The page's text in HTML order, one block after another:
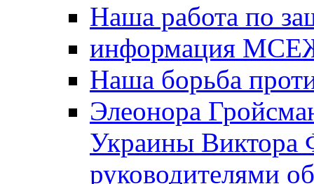
Наша работа по
информация
Наша борьба
Элеонора
Украины Виктора
руководителями